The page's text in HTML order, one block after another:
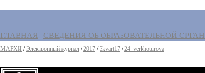
ГЛАВНАЯ | СВЕДЕНИЯ ОБ ОБРАЗОВАТЕЛЬНОЙ
МАРХИ /Электронный журнал /2017 /3kvart17 /24_verkhoturova